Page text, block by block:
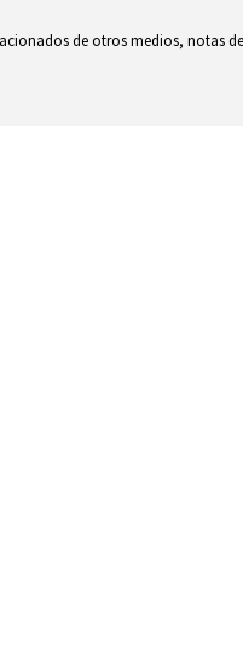
de otros medios, notas